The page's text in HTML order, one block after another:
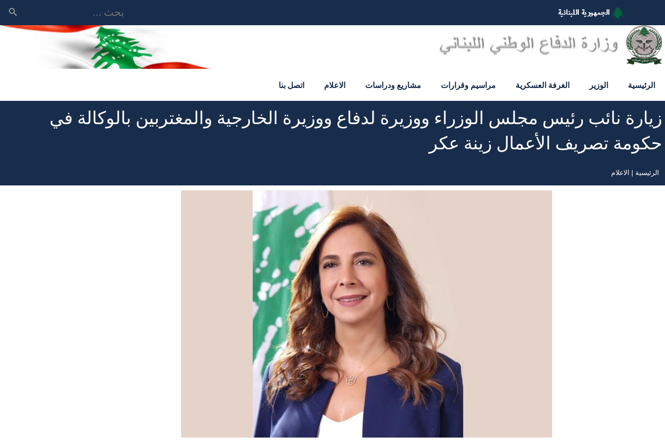
المحتوى
الرئيسي
الرئيسية الوزير الغرفة العسكرية مراسيم وقرارات مشاريع ودراسات الاعلام اتصل بنا
زيارة نائب رئيس مجلس الوزراء ووزيرة لدفاع ووزيرة الخارجية والمغتربين بالوكالة في
حكومة تصريف الأعمال زينة عكر
مسار
الرئيسية الاعلام